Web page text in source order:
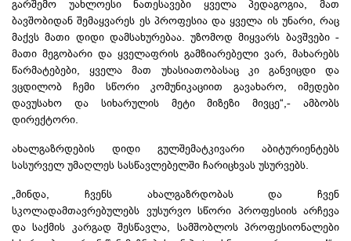
გარშემო უახლოესი ნათესავები ყველა პედაგოგია, მათ
ბავშობიდან შემაყვარეს ეს პროფესია და ყველა ის უნარი, რაც
მაქვს მათი დიდი დამსახურებაა. უზომოდ მიყვარს ბავშვები -
მათი მეგობარი და ყველაფრის გამზიარებელი ვარ, მახარებს
წარმატებები, ყველა მათ უხასიათობასაც კი განვიცდი და
ვცდილობ ჩემი სწორი კომუნიკაციით გავახარო, იმედები
დავუსახო და სიხარულის მეტი მიზეზი მივცე“,- ამბობს
დირექტორი.
ახალგაზრდების დიდი გულშემატკივარი აბიტურიენტებს
სასურველ უმაღლეს სასწავლებელში ჩარიცხვას უსურვებს.
„მინდა, ჩვენს ახალგაზრდობას და ჩვენ
სკოლადამთავრებულებს ვუსურვო სწორი პროფესიის არჩევა
და საქმის კარგად შესწავლა, სამშობლოს პროფესიონალები